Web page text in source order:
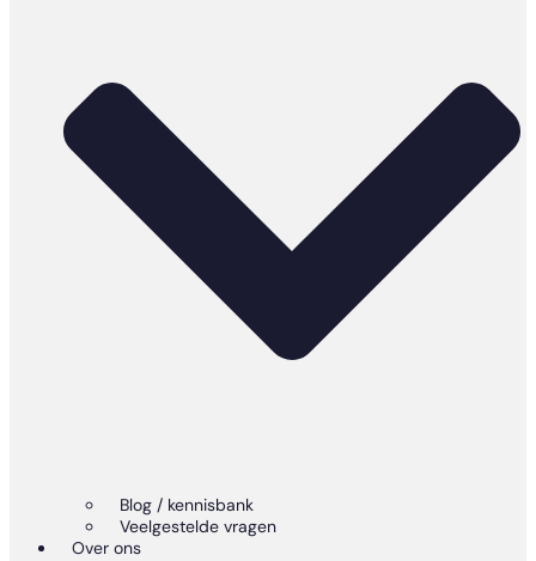
Blog / kennisbank
Veelgestelde vragen
Over ons